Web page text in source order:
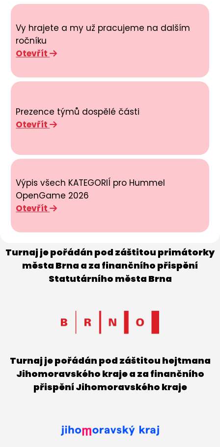
Vy hrajete a my už pracujeme na dalším
ročníku
Otevřít
Prezence týmů dospělé části
Otevřít
Výpis všech KATEGORIÍ pro Hummel
OpenGame 2026
Otevřít
Turnaj je pořádán pod záštitou primátorky
města Brna a za finančního přispění
Statutárního města Brna
Turnaj je pořádán pod záštitou hejtmana
Jihomoravského kraje a za finančního
přispění Jihomoravského kraje